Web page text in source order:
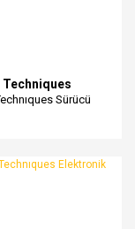
Sürücü